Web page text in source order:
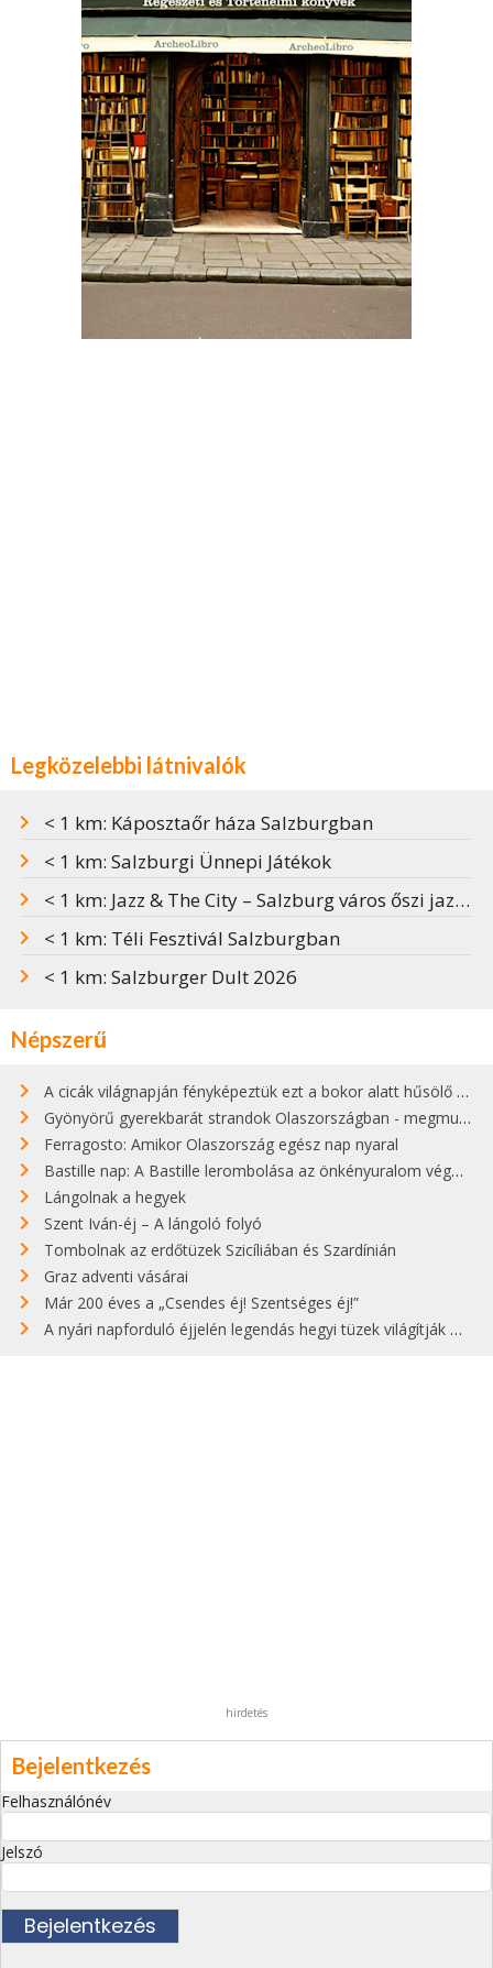
Legközelebbi látnivalók
< 1 km: Káposztaőr háza Salzburgban
< 1 km: Salzburgi Ünnepi Játékok
< 1 km: Jazz & The City – Salzburg város őszi jazzfesztiválja
< 1 km: Téli Fesztivál Salzburgban
< 1 km: Salzburger Dult 2026
Népszerű
A cicák világnapján fényképeztük ezt a bokor alatt hűsölő cicát Kisorosziban
Gyönyörű gyerekbarát strandok Olaszországban - megmutatjuk a 15 legjobbat
Ferragosto: Amikor Olaszország egész nap nyaral
Bastille nap: A Bastille lerombolása az önkényuralom végét jelentette
Lángolnak a hegyek
Szent Iván-éj – A lángoló folyó
Tombolnak az erdőtüzek Szicíliában és Szardínián
Graz adventi vásárai
Már 200 éves a „Csendes éj! Szentséges éj!”
A nyári napforduló éjjelén legendás hegyi tüzek világítják meg Zugspitzét
hirdetés
Bejelentkezés
Felhasználónév
Jelszó